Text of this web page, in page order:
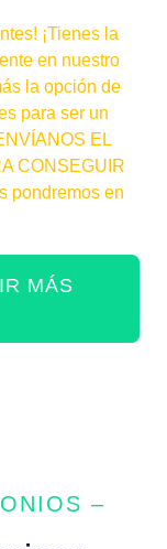
¡Tienes la
en nuestro
la opción de
para ser un
EL
CONSEGUIR
pondremos en
MÁS
–